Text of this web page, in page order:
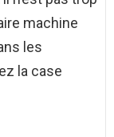
machine
les
la case